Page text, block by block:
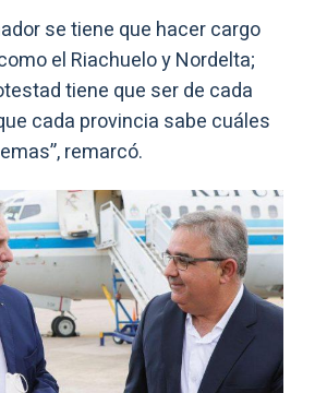
se tiene que hacer cargo
el Riachuelo y Nordelta;
tiene que ser de cada
cada provincia sabe cuáles
remarcó.